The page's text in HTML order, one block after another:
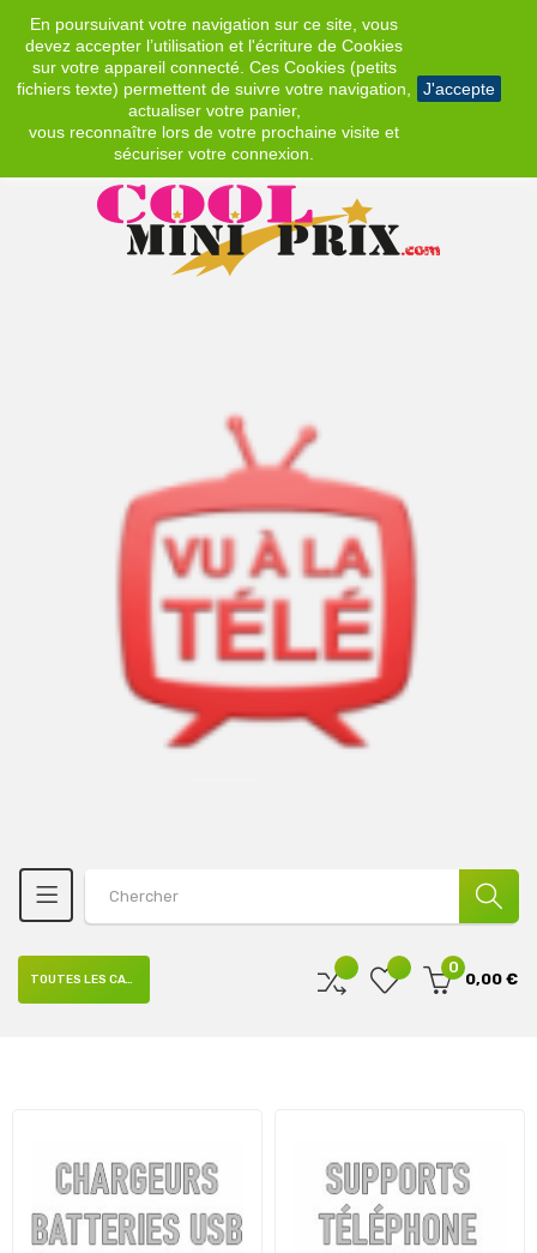
En poursuivant votre navigation sur ce site, vous
devez accepter l’utilisation et l'écriture de Cookies
sur votre appareil connecté. Ces Cookies (petits
fichiers texte) permettent de suivre votre navigation,
actualiser votre panier,
vous reconnaître lors de votre prochaine visite et
sécuriser votre connexion.
J'accepte
EUR
0
0,00 €
TOUTES LES CATÉGORIES